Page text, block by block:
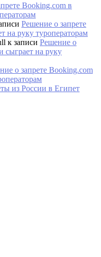
Booking.com в
Решение о запрете
на руку туроператорам
к записи Решение о
сыграет на руку
о запрете Booking.com
из России в Египет